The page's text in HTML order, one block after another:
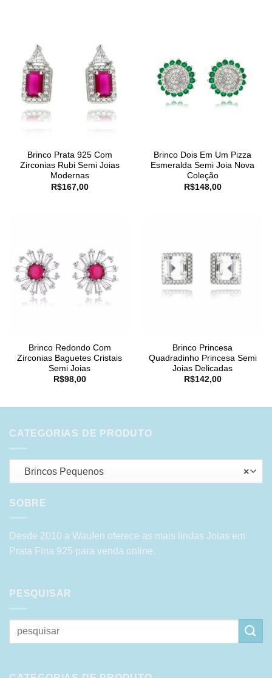
Brinco Prata 925 Com
Zirconias Rubi Semi Joias
Modernas
R$167,00
Brinco Dois Em Um Pizza
Esmeralda Semi Joia Nova
Coleção
R$148,00
Brinco Redondo Com
Zirconias Baguetes Cristais
Semi Joias
R$98,00
Brinco Princesa
Quadradinho Princesa Semi
Joias Delicadas
R$142,00
CATEGORIAS DE PRODUTO
×
Brincos Pequenos
SOBRE
Desde 2010 a Waufen oferece as mais lindas Joias em
Prata Fina 925 para venda online.
PESQUISAR
Pesquisar
por: